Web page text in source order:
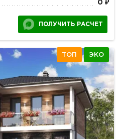
0 ₽
ПОЛУЧИТЬ РАСЧЕТ
ТОП ЭКО